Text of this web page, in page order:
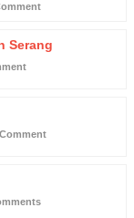
Serang